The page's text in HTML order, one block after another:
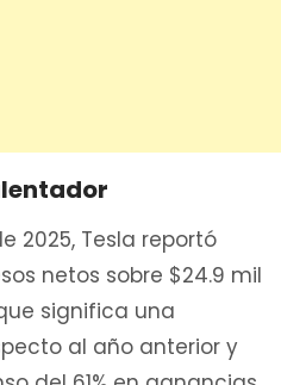
2025, Tesla reportó
netos sobre $24.9 mil
significa una
al año anterior y